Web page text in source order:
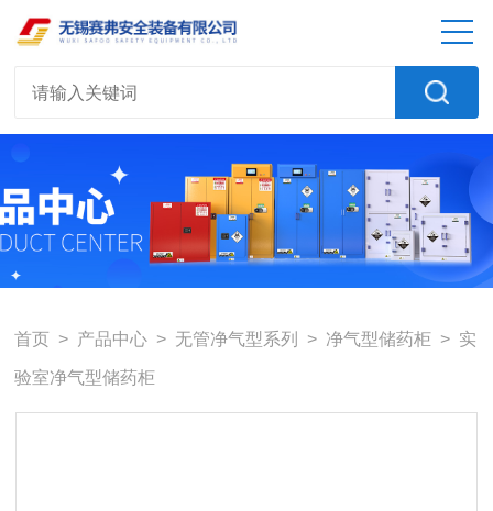
首页 > 产品中心 > 无管净气型系列 > 净气型储药柜 > 实
验室净气型储药柜